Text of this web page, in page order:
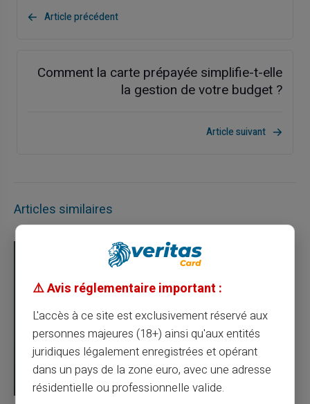
Article précédent
Comment la carte prépayée simplifie-t-elle
la gestion de votre budget ?
Article suivant
Articles similaires
⚠️ Avis réglementaire important :
L'accès à ce site est exclusivement réservé aux
personnes majeures (18+) ainsi qu'aux entités
juridiques légalement enregistrées et opérant
dans un pays de la zone euro, avec une adresse
résidentielle ou professionnelle valide.